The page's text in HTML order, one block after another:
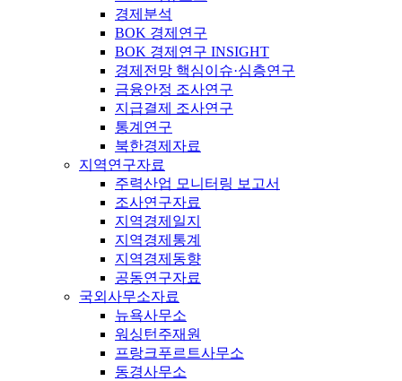
경제분석
BOK 경제연구
BOK 경제연구 INSIGHT
경제전망 핵심이슈·심층연구
금융안정 조사연구
지급결제 조사연구
통계연구
북한경제자료
지역연구자료
주력산업 모니터링 보고서
조사연구자료
지역경제일지
지역경제통계
지역경제동향
공동연구자료
국외사무소자료
뉴욕사무소
워싱턴주재원
프랑크푸르트사무소
동경사무소